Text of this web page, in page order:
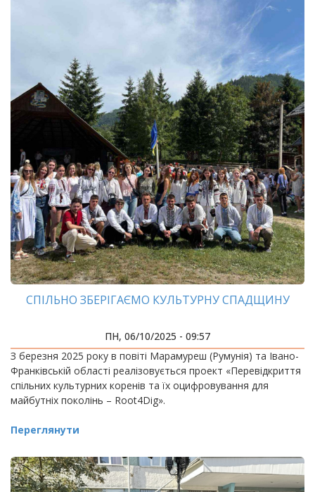
СПІЛЬНО ЗБЕРІГАЄМО КУЛЬТУРНУ СПАДЩИНУ
ПН, 06/10/2025 - 09:57
З березня 2025 року в повіті Марамуреш (Румунія) та Івано-
Франківській області реалізовується проект «Перевідкриття
спільних культурних коренів та їх оцифровування для
майбутніх поколінь – Root4Dig».
Переглянути